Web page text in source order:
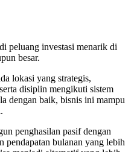
peluang investasi menarik di
besar.
lokasi yang strategis,
disiplin mengikuti sistem
dengan baik, bisnis ini mampu
penghasilan pasif dengan
pendapatan bulanan yang lebih